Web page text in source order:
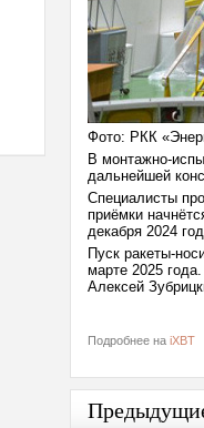
Фото: РКК
В монтажно-
дальнейшей
Специалисты
приёмки
декабря 2024
Пуск ракеты-
марте 2025
Алексей
Подробнее на iXBT